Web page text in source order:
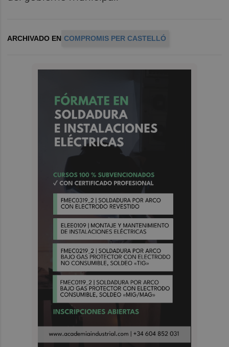
ARCHIVADO EN COMPROMIS PER CASTELLÓ